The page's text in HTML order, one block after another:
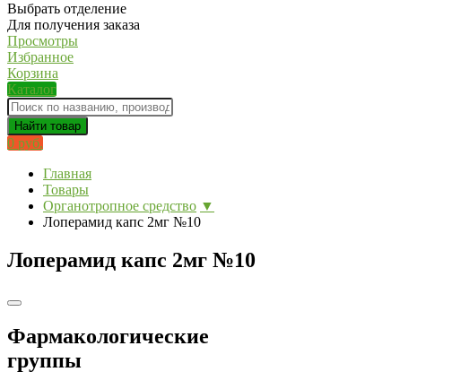
Выбрать отделение
Для получения заказа
Просмотры
Избранное
Корзина
Каталог
Найти товар
0 руб.
Главная
Товары
Органотропное средство ▼
Лоперамид капс 2мг №10
Лоперамид капс 2мг №10
Фармакологические
группы